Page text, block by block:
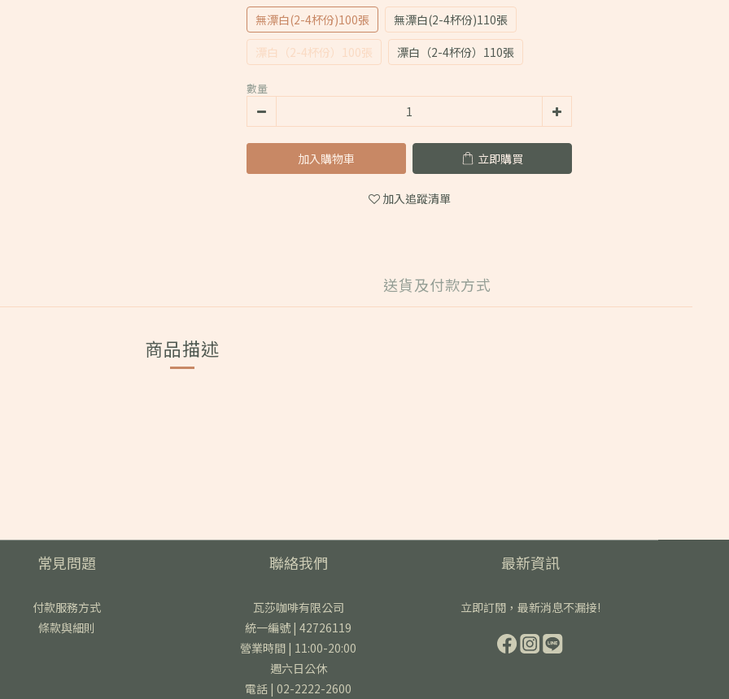
無漂白(2-4杯份)100張
無漂白(2-4杯份)110張
漂白（2-4杯份）100張
漂白（2-4杯份）110張
數量
加入購物車 立即購買
加入追蹤清單
送貨及付款方式
商品描述
常見問題
付款服務方式
條款與細則
聯絡我們
瓦莎咖啡有限公司
統一編號 | 42726119
營業時間 | 11:00-20:00
週六日公休
電話 | 02-2222-2600
最新資訊
立即訂閱，最新消息不漏接!